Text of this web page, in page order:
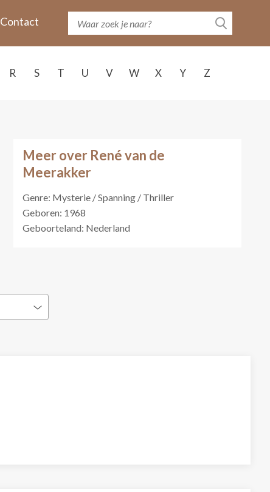
Contact
R S T U V W X Y Z
Meer over René van de
Meerakker
Genre: Mysterie / Spanning / Thriller
Geboren: 1968
Geboorteland: Nederland